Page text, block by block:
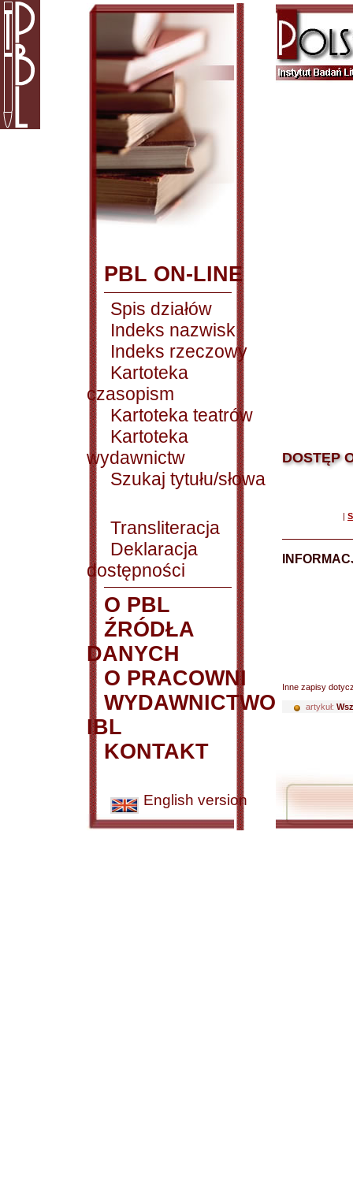
PBL ON-LINE
Spis działów
Indeks nazwisk
Indeks rzeczowy
Kartoteka
czasopism
Kartoteka teatrów
Kartoteka
wydawnictw
Szukaj tytułu/słowa
Transliteracja
Deklaracja
dostępności
O PBL
ŹRÓDŁA
DANYCH
O PRACOWNI
WYDAWNICTWO
IBL
KONTAKT
English version
DOSTĘP
|
Inne zapisy
artykuł: